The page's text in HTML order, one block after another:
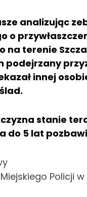
analizując
o
na terenie
innej
stanie
do 5 lat
Policji w